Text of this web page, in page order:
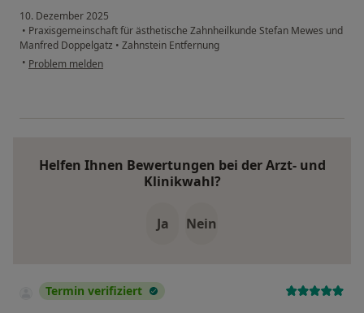
10. Dezember 2025
• Praxisgemeinschaft für ästhetische Zahnheilkunde Stefan Mewes und
Manfred Doppelgatz • Zahnstein Entfernung
• Problem melden
Helfen Ihnen Bewertungen bei der Arzt- und
Klinikwahl?
Ja Nein
Termin verifiziert